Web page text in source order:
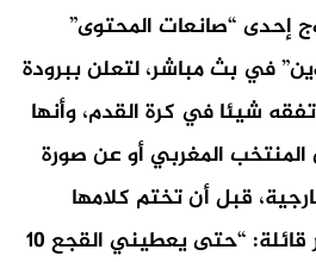
إحدى “صانعات المحتوى”
في بث مباشر، لتعلن ببرودة
شيئا في كرة القدم، وأنها
المغربي أو عن صورة
قبل أن تختم كلامها
بوقاحة منقطعة النظير قائلة: “حتى يعطيني القجع 10